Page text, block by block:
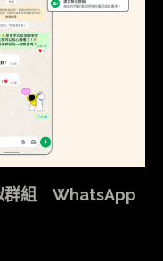
群組 WhatsApp